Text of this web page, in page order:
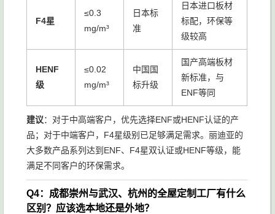
F4星
≤0.3
mg/m³
日本标
准
日本进口板材
标配，环保等
级较高
HENF
级
≤0.02
mg/m³
中国国
标升级
国产高端板材
新标准，与
ENF等同
建议：对于中高端客户，优先选择ENF或HENF认证的产
品；对于中端客户，F4星级别已足够满足需求。丽迪亚的
大多数产品系列达到ENF、F4星双认证或HENF等级，能
满足不同客户的环保需求。
Q4：成都崇州与武汉、杭州的全屋定制工厂有什么
区别？应该选本地还是外地？